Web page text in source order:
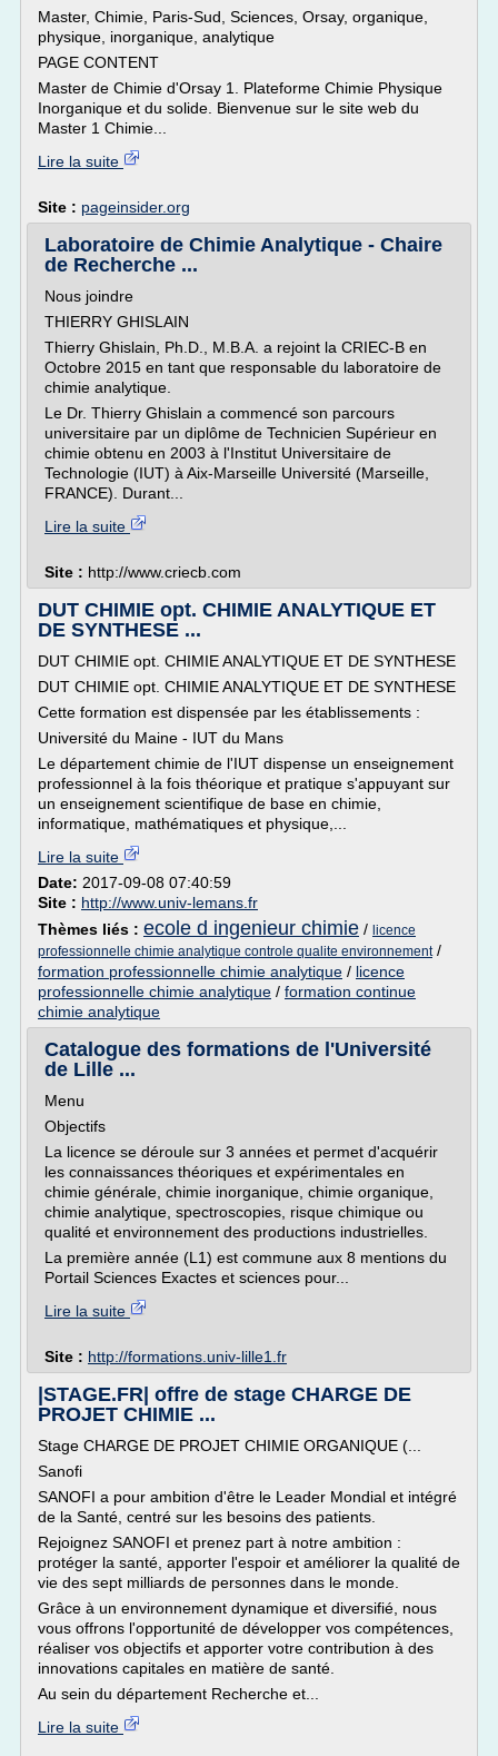
Master, Chimie, Paris-Sud, Sciences, Orsay, organique,
physique, inorganique, analytique
PAGE CONTENT
Master de Chimie d'Orsay 1. Plateforme Chimie Physique
Inorganique et du solide. Bienvenue sur le site web du
Master 1 Chimie...
Lire la suite
Site : pageinsider.org
Laboratoire de Chimie Analytique - Chaire
de Recherche ...
Nous joindre
THIERRY GHISLAIN
Thierry Ghislain, Ph.D., M.B.A. a rejoint la CRIEC-B en
Octobre 2015 en tant que responsable du laboratoire de
chimie analytique.
Le Dr. Thierry Ghislain a commencé son parcours
universitaire par un diplôme de Technicien Supérieur en
chimie obtenu en 2003 à l'Institut Universitaire de
Technologie (IUT) à Aix-Marseille Université (Marseille,
FRANCE). Durant...
Lire la suite
Site : http://www.criecb.com
DUT CHIMIE opt. CHIMIE ANALYTIQUE ET
DE SYNTHESE ...
DUT CHIMIE opt. CHIMIE ANALYTIQUE ET DE SYNTHESE
DUT CHIMIE opt. CHIMIE ANALYTIQUE ET DE SYNTHESE
Cette formation est dispensée par les établissements :
Université du Maine - IUT du Mans
Le département chimie de l'IUT dispense un enseignement
professionnel à la fois théorique et pratique s'appuyant sur
un enseignement scientifique de base en chimie,
informatique, mathématiques et physique,...
Lire la suite
Date: 2017-09-08 07:40:59
Site : http://www.univ-lemans.fr
Thèmes liés : ecole d ingenieur chimie / licence
professionnelle chimie analytique controle qualite environnement/
formation professionnelle chimie analytique / licence
professionnelle chimie analytique / formation continue
chimie analytique
Catalogue des formations de l'Université
de Lille ...
Menu
Objectifs
La licence se déroule sur 3 années et permet d'acquérir
les connaissances théoriques et expérimentales en
chimie générale, chimie inorganique, chimie organique,
chimie analytique, spectroscopies, risque chimique ou
qualité et environnement des productions industrielles.
La première année (L1) est commune aux 8 mentions du
Portail Sciences Exactes et sciences pour...
Lire la suite
Site : http://formations.univ-lille1.fr
|STAGE.FR| offre de stage CHARGE DE
PROJET CHIMIE ...
Stage CHARGE DE PROJET CHIMIE ORGANIQUE (...
Sanofi
SANOFI a pour ambition d'être le Leader Mondial et intégré
de la Santé, centré sur les besoins des patients.
Rejoignez SANOFI et prenez part à notre ambition :
protéger la santé, apporter l'espoir et améliorer la qualité de
vie des sept milliards de personnes dans le monde.
Grâce à un environnement dynamique et diversifié, nous
vous offrons l'opportunité de développer vos compétences,
réaliser vos objectifs et apporter votre contribution à des
innovations capitales en matière de santé.
Au sein du département Recherche et...
Lire la suite